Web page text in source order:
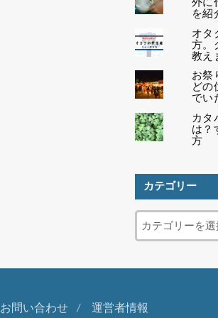
外に
を紹
オタ
方。
教え
お祭
どの
でい
カタ
は？
方
カテゴリー
お問い合わせ 運営者情報